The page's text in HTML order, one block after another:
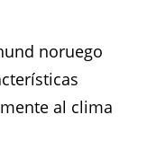
noruego
al clima